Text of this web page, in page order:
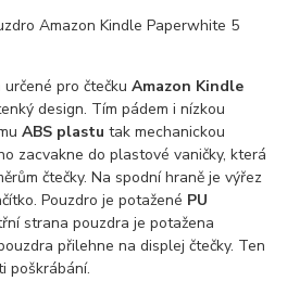
určené pro čtečkuAmazon Kindle
design. Tím pádem i nízkou
ABS plastu tak mechanickou
zacvakne do plastové vaničky, která
čtečky. Na spodní hraně je výřez
Pouzdro je potažené PU
strana pouzdra je potažena
přilehne na displej čtečky. Ten
poškrábání.